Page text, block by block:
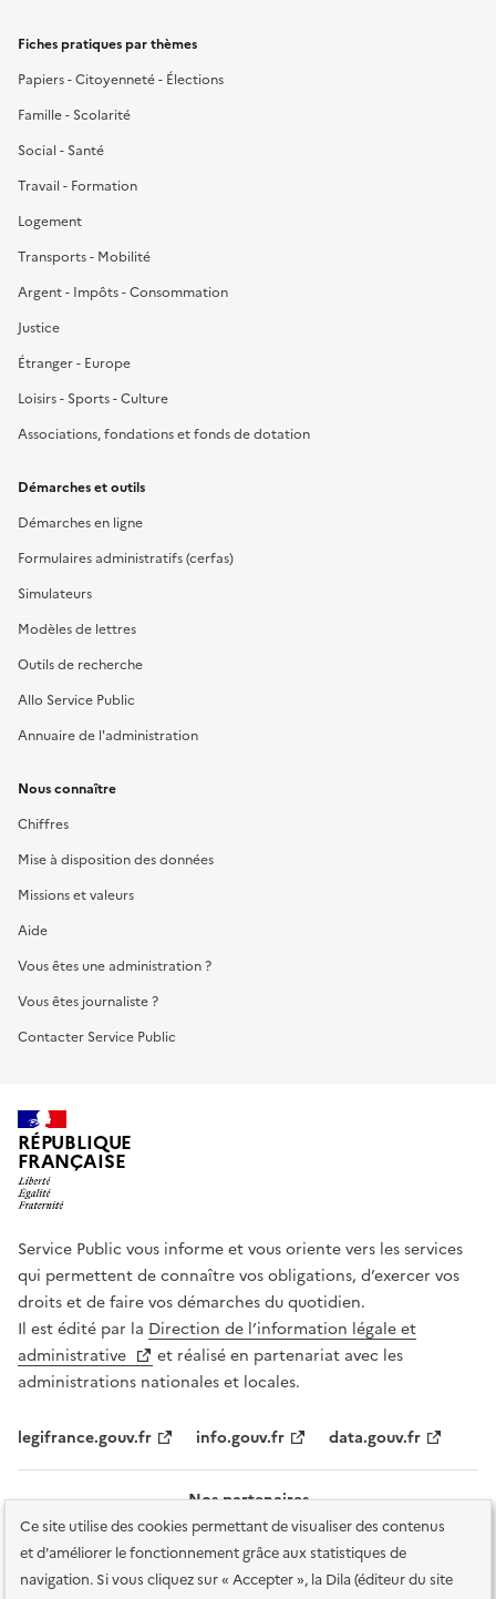
Ce site utilise des cookies permettant de visualiser des contenus
et d'améliorer le fonctionnement grâce aux statistiques de
navigation. Si vous cliquez sur « Accepter », la Dila (éditeur du site
Fiches pratiques par thèmes
Papiers - Citoyenneté - Élections
Famille - Scolarité
Social - Santé
Travail - Formation
Logement
Transports - Mobilité
Argent - Impôts - Consommation
Justice
Étranger - Europe
Loisirs - Sports - Culture
Associations, fondations et fonds de dotation
Démarches et outils
Démarches en ligne
Formulaires administratifs (cerfas)
Simulateurs
Modèles de lettres
Outils de recherche
Allo Service Public
Annuaire de l'administration
Nous connaître
Chiffres
Mise à disposition des données
Missions et valeurs
Aide
Vous êtes une administration ?
Vous êtes journaliste ?
Contacter Service Public
RÉPUBLIQUE
FRANÇAISE
Service Public vous informe et vous oriente vers les services
qui permettent de connaître vos obligations, d’exercer vos
droits et de faire vos démarches du quotidien.
Il est édité par la Direction de l’information légale et
administrative
et réalisé en partenariat avec les
administrations nationales et locales.
legifrance.gouv.fr info.gouv.fr data.gouv.fr
Nos partenaires